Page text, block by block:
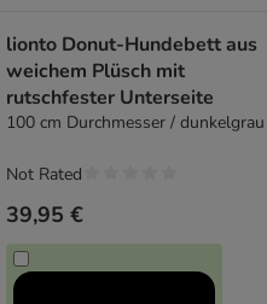
lionto Donut-Hundebett aus
weichem Plüsch mit
rutschfester Unterseite
100 cm Durchmesser / dunkelgrau
39,95 €
Not Rated